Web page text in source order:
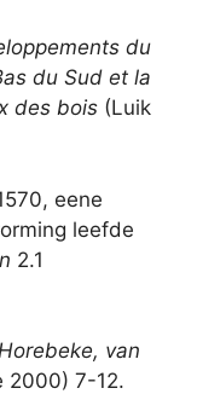
du
du Sud et la
des bois (Luik
eene
leefde
2.1
van
2000) 7-12.